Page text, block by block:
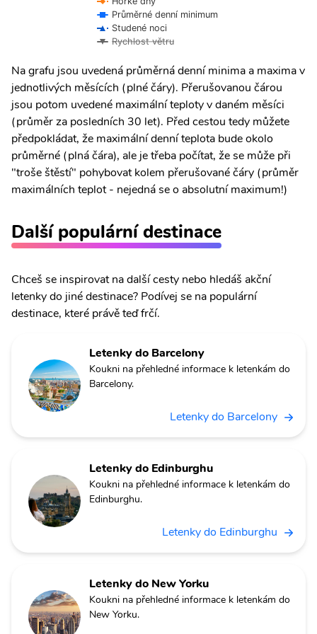
Průměrné denní minimum
Studené noci
Rychlost větru
Na grafu jsou uvedená průměrná denní minima a maxima v
jednotlivých měsících (plné čáry). Přerušovanou čárou
jsou potom uvedené maximální teploty v daném měsíci
(průměr za posledních 30 let). Před cestou tedy můžete
předpokládat, že maximální denní teplota bude okolo
průměrné (plná čára), ale je třeba počítat, že se může při
"troše štěstí" pohybovat kolem přerušované čáry (průměr
maximálních teplot - nejedná se o absolutní maximum!)
Další populární destinace
Chceš se inspirovat na další cesty nebo hledáš akční
letenky do jiné destinace? Podívej se na populární
destinace, které právě teď frčí.
Letenky do Barcelony
Koukni na přehledné informace k letenkám do
Barcelony.
Letenky do Barcelony
Letenky do Edinburghu
Koukni na přehledné informace k letenkám do
Edinburghu.
Letenky do Edinburghu
Letenky do New Yorku
Koukni na přehledné informace k letenkám do
New Yorku.